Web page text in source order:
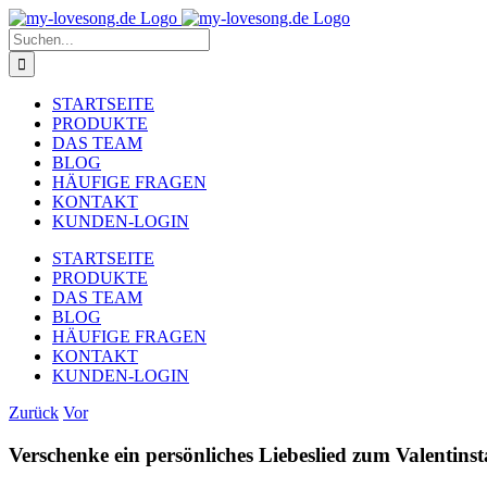
Zum
Inhalt
springen
Suche
nach:
STARTSEITE
PRODUKTE
DAS TEAM
BLOG
HÄUFIGE FRAGEN
KONTAKT
KUNDEN-LOGIN
STARTSEITE
PRODUKTE
DAS TEAM
BLOG
HÄUFIGE FRAGEN
KONTAKT
KUNDEN-LOGIN
Zurück Vor
Verschenke ein persönliches Liebeslied zum